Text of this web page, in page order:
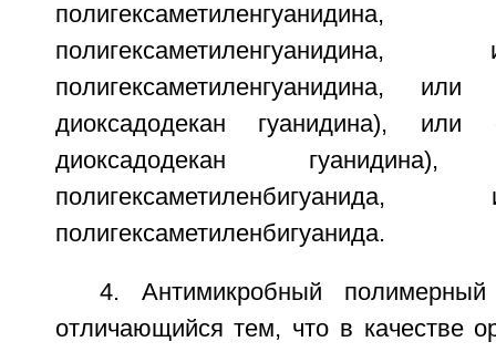
полигексаметиленгуанидина,
диоксадодекан гуанидина),
диоксадодекан
полигексаметиленбигуанида.
4. Антимикробный
отличающийся тем, что в качестве